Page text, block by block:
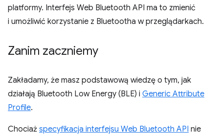
platformy. Interfejs Web Bluetooth API ma to zmienić
i umożliwić korzystanie z Bluetootha w przeglądarkach.
Zanim zaczniemy
Zakładamy, że masz podstawową wiedzę o tym, jak
działają Bluetooth Low Energy (BLE) i Generic Attribute
Profile.
Chociaż specyfikacja interfejsu Web Bluetooth API nie